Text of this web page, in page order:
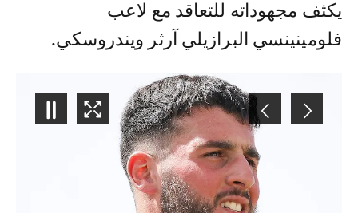
يكثف مجهوداته للتعاقد مع لاعب
فلومينينسي البرازيلي آرثر ويندروسكي.